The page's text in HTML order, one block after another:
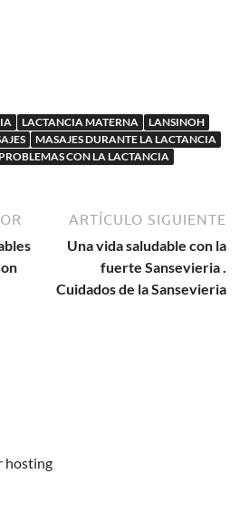
LACTANCIA MATERNA
LANSINOH
MASAJES DURANTE LA LACTANCIA
PROBLEMAS CON LA LACTANCIA
ARTÍCULO SIGUIENTE
Una vida saludable con la
fuerte Sansevieria .
Cuidados de la Sansevieria